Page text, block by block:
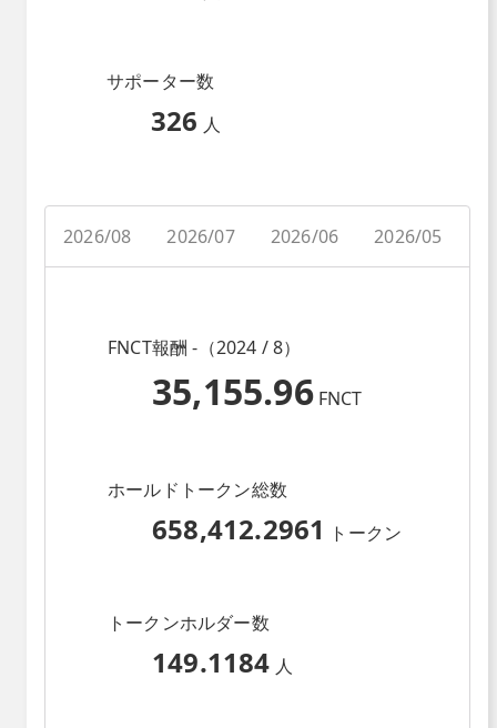
サポーター数
326 人
2026/08 2026/07 2026/06 2026/05
FNCT報酬 -（2024 / 8）
35,155.96 FNCT
ホールドトークン総数
658,412.2961 トークン
トークンホルダー数
149.1184 人